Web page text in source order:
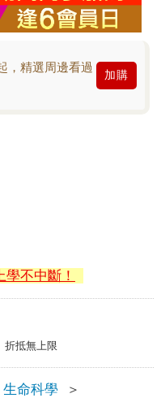
，精選周邊看過
加購
不中斷！
折抵無上限
生命科學
＞